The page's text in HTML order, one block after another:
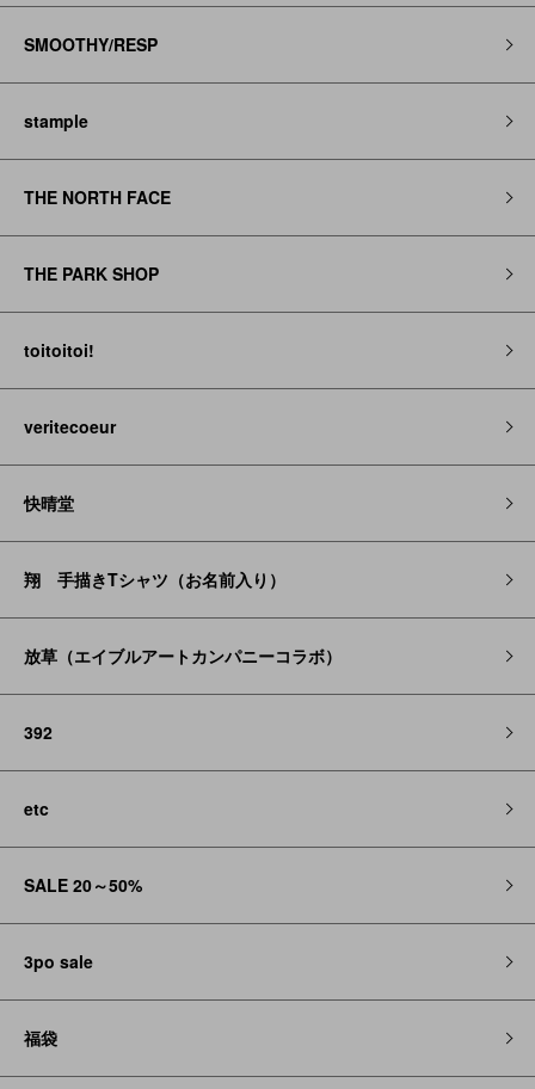
SMOOTHY/RESP
stample
THE NORTH FACE
THE PARK SHOP
toitoitoi!
veritecoeur
快晴堂
翔 手描きTシャツ（お名前入り）
放草（エイブルアートカンパニーコラボ）
392
etc
SALE 20～50%
3po sale
福袋